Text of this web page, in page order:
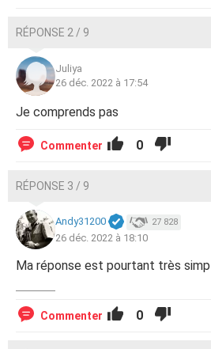
RÉPONSE 2 / 9
Juliya
26 déc. 2022 à 17:54
Je comprends pas
Commenter 0
RÉPONSE 3 / 9
Andy31200 27 828
26 déc. 2022 à 18:10
Ma réponse est pourtant très
Commenter 0